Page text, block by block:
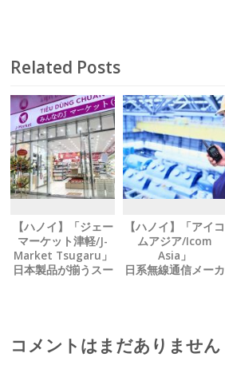
ヌレボックスが登
Related Posts
【ハノイ】「ジェー
マーケット津軽/J-
Market Tsugaru」
日本製品が揃うスー
【ハノイ】「アイコ
ムアジア/Icom
Asia」
日系無線通信メーカ
コメントはまだありません